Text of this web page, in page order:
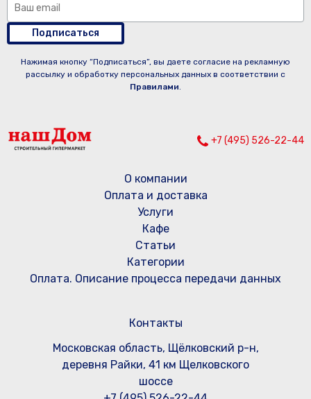
Подписаться
Нажимая кнопку “Подписаться”, вы даете согласие на рекламную
рассылку и обработку персональных данных в соответствии с
Правилами.
+7 (495) 526-22-44
О компании
Оплата и доставка
Услуги
Кафе
Статьи
Категории
Оплата. Описание процесса передачи данных
Контакты
Московская область, Щёлковский р-н,
деревня Райки, 41 км Щелковского
шоссе